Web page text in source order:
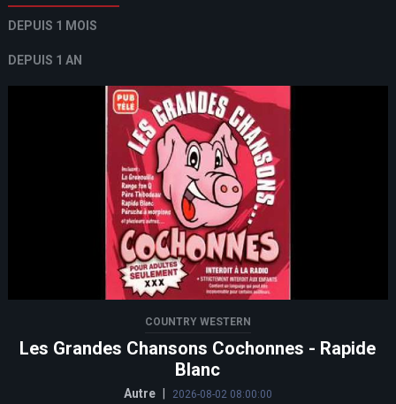
DEPUIS 1 MOIS
DEPUIS 1 AN
COUNTRY WESTERN
Les Grandes Chansons Cochonnes - Rapide
Blanc
Autre 2026-08-02 08:00:00